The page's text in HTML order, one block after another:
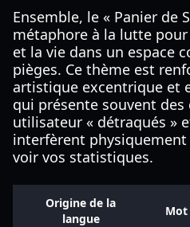
Ensemble, le « Panier de
métaphore à la lutte
et la vie dans un espace
pièges. Ce thème est
artistique excentrique et
qui présente souvent
utilisateur « détraqués »
interfèrent physiquement
voir vos statistiques.
Origine de la
langue
Mot